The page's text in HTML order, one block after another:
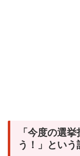
「今度の選
う！」という